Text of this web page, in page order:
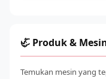
membeli
Tidak ada
membantu 7 hari
Group
Webinar bulanan
sablon
— mulai dari
🦏 Produk &
Temukan mesin yang